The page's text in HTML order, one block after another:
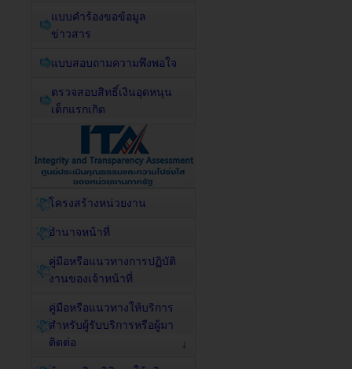
แบบคำร้องขอข้อมูล
ข่าวสาร
แบบสอบถามความพึงพอใจ
ตรวจสอบสิทธิ์เงินอุดหนุน
เด็กแรกเกิด
โครงสร้างหน่วยงาน
อำนาจหน้าที่
คู่มือหรือแนวทางการปฏิบัติ
งานของเจ้าหน้าที่
คู่มือหรือแนวทางให้บริการ
สำหรับผู้รับบริการหรือผู้มา
ติดต่อ